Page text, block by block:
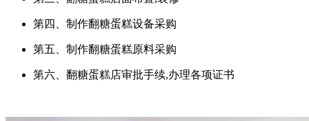
第四、制作翻糖蛋糕设备采购
第五、制作翻糖蛋糕原料采购
第六、翻糖蛋糕店审批手续,办理各项证书